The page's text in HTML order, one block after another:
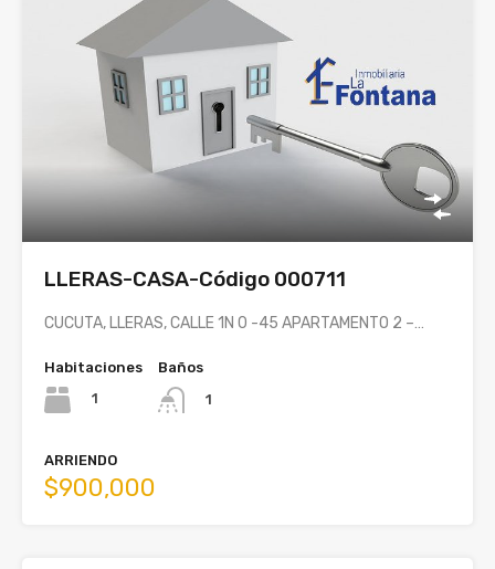
LLERAS-CASA-Código 000711
CUCUTA, LLERAS, CALLE 1N 0 -45 APARTAMENTO 2 –…
Habitaciones
1
Baños
1
ARRIENDO
$900,000